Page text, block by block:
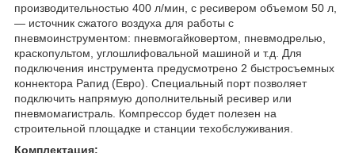
производительностью 400 л/мин, с ресивером объемом 50 л,
— источник сжатого воздуха для работы с
пневмоинструментом: пневмогайковертом, пневмодрелью,
краскопультом, углошлифовальной машиной и т.д. Для
подключения инструмента предусмотрено 2 быстросъемных
коннектора Рапид (Евро). Специальный порт позволяет
подключить напрямую дополнительный ресивер или
пневмомагистраль. Компрессор будет полезен на
строительной площадке и станции техобслуживания.
Комплектация: